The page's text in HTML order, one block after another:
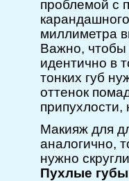
проблемой с
миллиметра
Важно,
идентично в
тонких губ
оттенок
припухлости,
Макияж для
аналогично,
нужно
Пухлые губы